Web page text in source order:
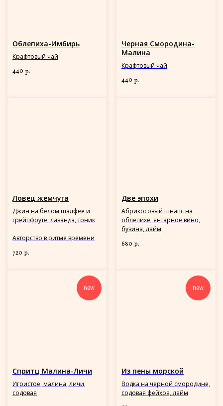
Облепиха-Имбирь
Крафтовый чай
440 р.
Черная Смородина-
Малина
Крафтовый чай
440 р.
Ловец жемчуга
Джин на белом шалфее и
грейпфруте, лаванда, тоник
Авторство в ритме времени
720 р.
Две эпохи
Абрикосовый шнапс на
облепихе, янтарное вино,
бузина, лайм
680 р.
new
Спритц Малина-Личи
Игристое, малина, личи,
содовая
new
Из пены морской
Водка на черной смородине,
содовая фейхоа, лайм